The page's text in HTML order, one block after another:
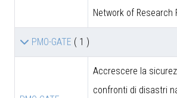
Network of Research
PMO-GATE ( 1 )
Accrescere la
confronti di disastri